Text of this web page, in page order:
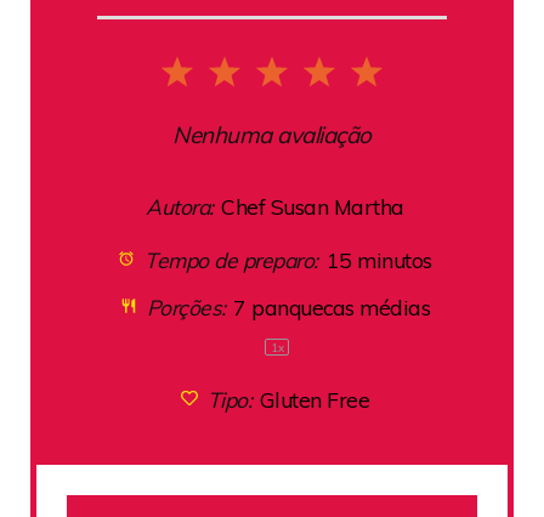
5
4
Stars
3
Stars
2
Stars
1
Star
Nenhuma avaliação
Autora: Chef Susan Martha
Tempo de preparo: 15 minutos
Porções: 7 panquecas médias
1x
Tipo: Gluten Free